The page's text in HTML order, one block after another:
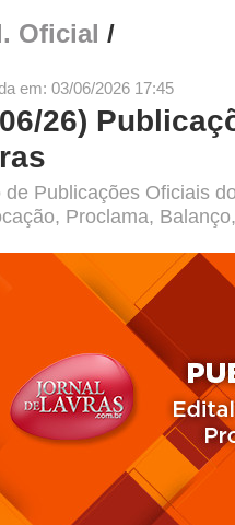
Oficial /
em: 03/06/2026 17:45
26)
de Publicações Oficiais
Proclama,